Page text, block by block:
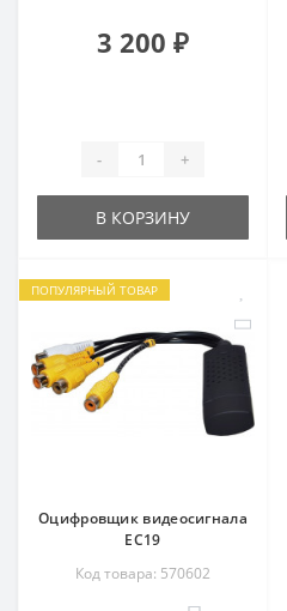
3 200 ₽
- +
В КОРЗИНУ
ПОПУЛЯРНЫЙ ТОВАР
Оцифровщик видеосигнала
EC19
Код товара: 570602